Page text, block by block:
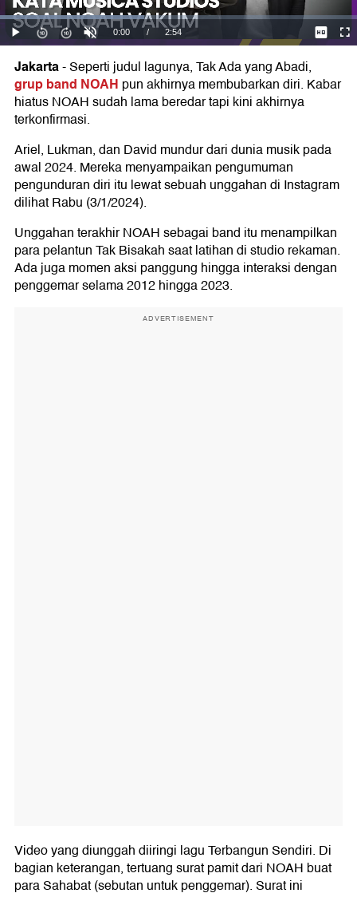
Jakarta-Seperti judul lagunya, Tak Ada yang Abadi,
grup band NOAH pun akhirnya membubarkan diri. Kabar
hiatus NOAH sudah lama beredar tapi kini akhirnya
terkonfirmasi.
Ariel, Lukman, dan David mundur dari dunia musik pada
awal 2024. Mereka menyampaikan pengumuman
pengunduran diri itu lewat sebuah unggahan di Instagram
dilihat Rabu (3/1/2024).
Unggahan terakhir NOAH sebagai band itu menampilkan
para pelantun Tak Bisakah saat latihan di studio rekaman.
Ada juga momen aksi panggung hingga interaksi dengan
penggemar selama 2012 hingga 2023.
ADVERTISEMENT
Video yang diunggah diiringi lagu Terbangun Sendiri. Di
bagian keterangan, tertuang surat pamit dari NOAH buat
para Sahabat (sebutan untuk penggemar). Surat ini